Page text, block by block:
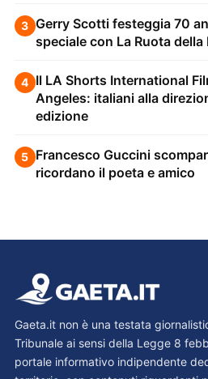
3 Gerry Scotti festeggia 70
speciale con La Ruota della
4 Il LA Shorts International
Angeles: italiani alla
edizione
5 Francesco Guccini
ricordano il poeta e amico
Gaeta.it non è una testata
Tribunale ai sensi della Legge 8
portale informativo indipendente